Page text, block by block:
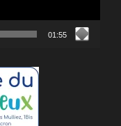
01:55